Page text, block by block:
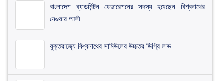
​বাংলাদেশ ব্যাডমিন্টন ফেডারেশনের সদস্য হয়েছেন বিশ্বনাথের
নেওয়ার আলী
যুক্তরাজ্যে বিশ্বনাথের সামিউলের উচ্চতর ডিগ্রি লাভ